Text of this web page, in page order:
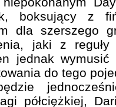
boksujący z
dla szerszego
jaki z
jednak
do tego
półciężkiej,